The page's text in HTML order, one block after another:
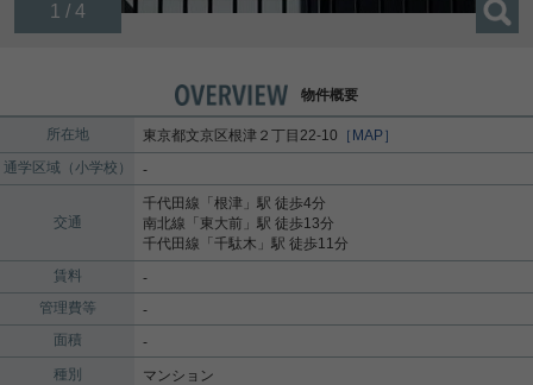
1 / 4
物件概要
所在地 東京都文京区根津 ２丁目22-10 ［MAP］
通学区域（小学校）
-
交通
千代田線 「根津 」駅 徒歩4分
南北線 「東大前 」駅 徒歩13分
千代田線 「千駄木 」駅 徒歩11分
賃料
-
管理費等
-
面積
-
種別
マンション